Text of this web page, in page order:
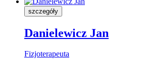
szczegóły
Danielewicz Jan
Fizjoterapeuta